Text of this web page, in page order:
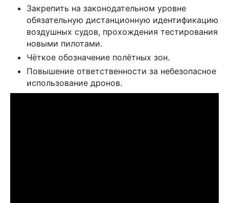
Закрепить на законодательном уровне
обязательную дистанционную идентификацию
воздушных судов, прохождения тестирования
новыми пилотами.
Чёткое обозначение полётных зон.
Повышение ответственности за небезопасное
использование дронов.